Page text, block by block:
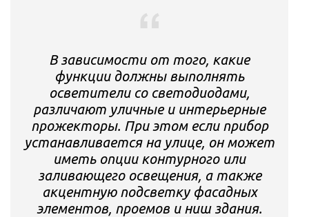
В зависимости от того, какие
функции должны выполнять
осветители со светодиодами,
различают уличные и интерьерные
прожекторы. При этом если прибор
устанавливается на улице, он может
иметь опции контурного или
заливающего освещения, а также
акцентную подсветку фасадных
элементов, проемов и ниш здания.